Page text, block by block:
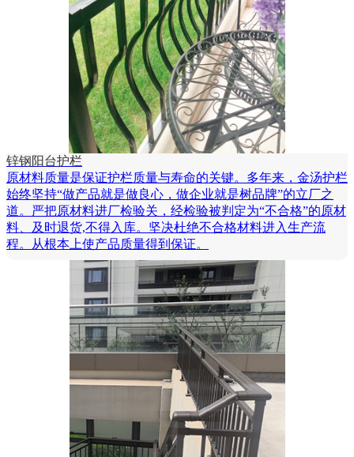
锌钢阳台护栏
原材料质量是保证护栏质量与寿命的关键。多年来，金汤护栏
始终坚持“做产品就是做良心，做企业就是树品牌”的立厂之
道。严把原材料进厂检验关，经检验被判定为“不合格”的原材
料、及时退货,不得入库。坚决杜绝不合格材料进入生产流
程。从根本上使产品质量得到保证。